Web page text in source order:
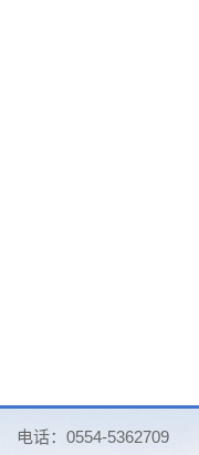
电话：0554-5362709